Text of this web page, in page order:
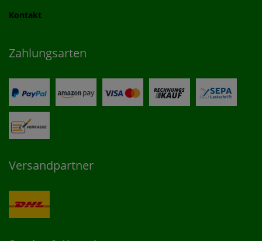
Kontakt
Zahlungsarten
Versandpartner